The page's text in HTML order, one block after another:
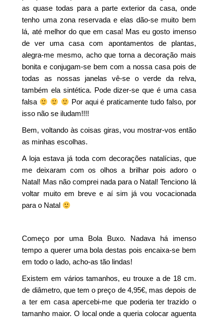
as quase todas para a parte exterior da casa, onde
tenho uma zona reservada e elas dão-se muito bem
lá, até melhor do que em casa! Mas eu gosto imenso
de ver uma casa com apontamentos de plantas,
alegra-me mesmo, acho que torna a decoração mais
bonita e conjugam-se bem com a nossa casa pois de
todas as nossas janelas vê-se o verde da relva,
também ela sintética. Pode dizer-se que é uma casa
falsa
Por aqui é praticamente tudo falso, por
isso não se iludam!!!!
Bem, voltando às coisas giras, vou mostrar-vos então
as minhas escolhas.
A loja estava já toda com decorações natalícias, que
me deixaram com os olhos a brilhar pois adoro o
Natal! Mas não comprei nada para o Natal! Tenciono lá
voltar muito em breve e aí sim já vou vocacionada
para o Natal
Começo por uma Bola Buxo. Nadava há imenso
tempo a querer uma bola destas pois encaixa-se bem
em todo o lado, acho-as tão lindas!
Existem em vários tamanhos, eu trouxe a de 18 cm.
de diâmetro, que tem o preço de 4,95€, mas depois de
a ter em casa apercebi-me que poderia ter trazido o
tamanho maior. O local onde a queria colocar aguenta